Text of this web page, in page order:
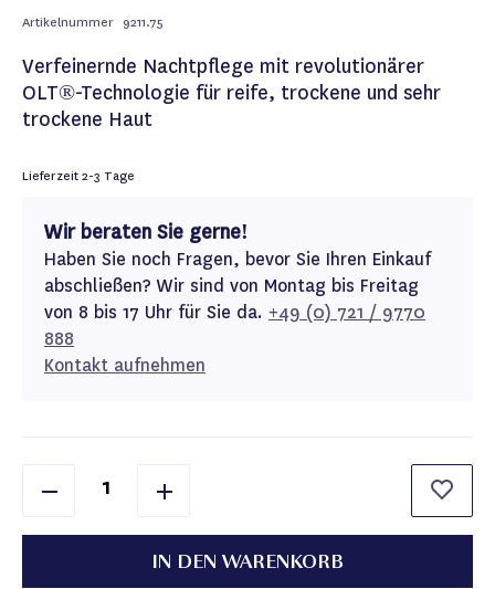
Artikelnummer 9211.75
Verfeinernde Nachtpflege mit revolutionärer
OLT®-Technologie für reife, trockene und sehr
trockene Haut
Lieferzeit2-3 Tage
Wir beraten Sie gerne!
Haben Sie noch Fragen, bevor Sie Ihren Einkauf
abschließen? Wir sind von Montag bis Freitag
von 8 bis 17 Uhr für Sie da. +49 (0) 721 / 9770
888
Kontakt aufnehmen
IN DEN WARENKORB